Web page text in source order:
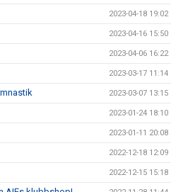
2023-04-18 19:02
2023-04-16 15:50
2023-04-06 16:22
2023-03-17 11:14
2023-03-07 13:15
2023-01-24 18:10
2023-01-11 20:08
2022-12-18 12:09
2022-12-15 15:18